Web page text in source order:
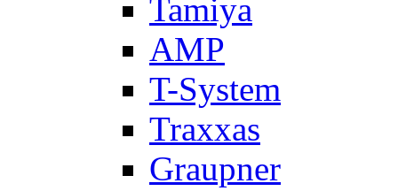
Tamiya
AMP
T-System
Traxxas
Graupner